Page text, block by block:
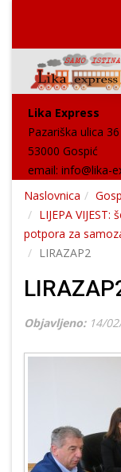
Lika Express
Pazariška ulica 36
53000 Gospić
email: info@lika-
Naslovnica
LIJEPA
potpora za
LIRAZAP2
Objavljeno: 14/